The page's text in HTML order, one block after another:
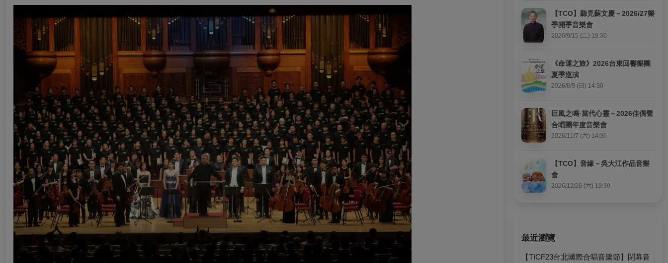
【TCO】聽見蘇文慶－2026/27樂
季開季音樂會
2026/9/15 (二) 19:30
《命運之旅》2026台東回響樂團
夏季巡演
2026/8/9 (日) 14:30
巨風之鳴·當代心靈－2026佳偶聲
合唱團年度音樂會
2026/11/7 (六) 14:30
【TCO】音緣－吳大江作品音樂
會
2026/12/26 (六) 19:30
最近瀏覽
【TICF23台北國際合唱音樂節】閉幕音